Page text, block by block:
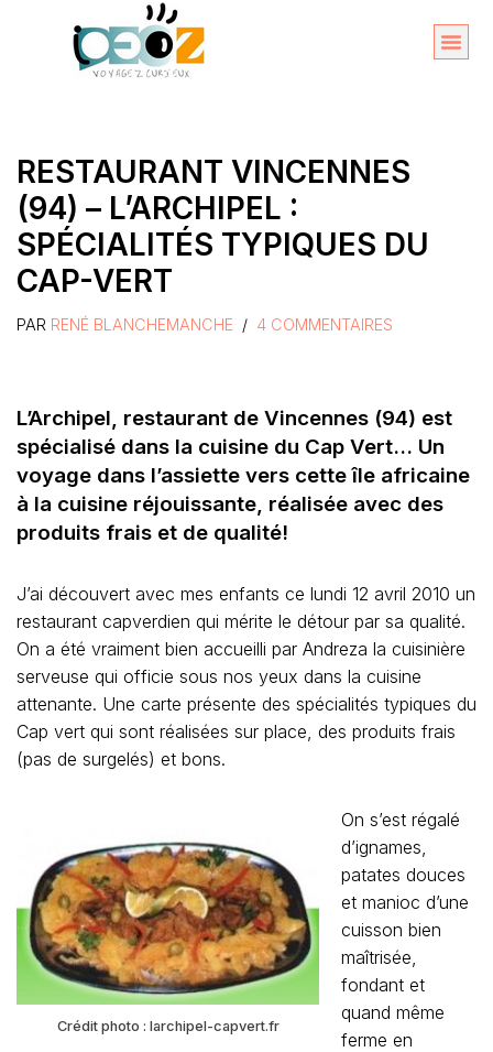
RESTAURANT VINCENNES
(94) – L’ARCHIPEL :
SPÉCIALITÉS TYPIQUES DU
CAP-VERT
PAR RENÉ BLANCHEMANCHE 4 COMMENTAIRES
L’Archipel, restaurant de Vincennes (94) est
spécialisé dans la cuisine du Cap Vert… Un
voyage dans l’assiette vers cette île africaine
à la cuisine réjouissante, réalisée avec des
produits frais et de qualité!
J’ai découvert avec mes enfants ce lundi 12 avril 2010 un
restaurant capverdien qui mérite le détour par sa qualité.
On a été vraiment bien accueilli par Andreza la cuisinière
serveuse qui officie sous nos yeux dans la cuisine
attenante. Une carte présente des spécialités typiques du
Cap vert qui sont réalisées sur place, des produits frais
(pas de surgelés) et bons.
Crédit photo : larchipel-capvert.fr
On s’est régalé
d’ignames,
patates douces
et manioc d’une
cuisson bien
maîtrisée,
fondant et
quand même
ferme en